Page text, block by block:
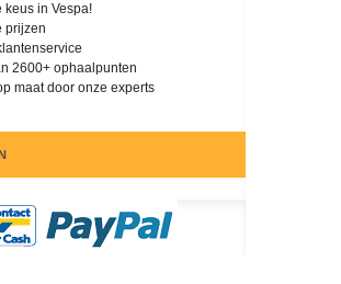
keus in Vespa!
prijzen
2600+ ophaalpunten
maat door onze experts